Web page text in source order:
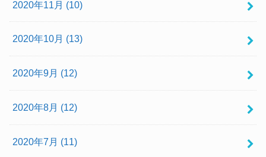
2020年11月 (10)
2020年10月 (13)
2020年9月 (12)
2020年8月 (12)
2020年7月 (11)